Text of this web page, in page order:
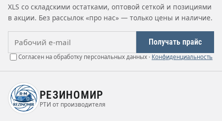
XLS со складскими остатками, оптовой сеткой и позициями
в акции. Без рассылок «про нас» — только цены и наличие.
Получать прайс
Согласен на обработку персональных данных · Конфиденциальность
РЕЗИНОМИР
РТИ от производителя